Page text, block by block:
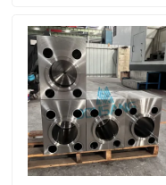
Produk
Tampilan VR
Tentang kami